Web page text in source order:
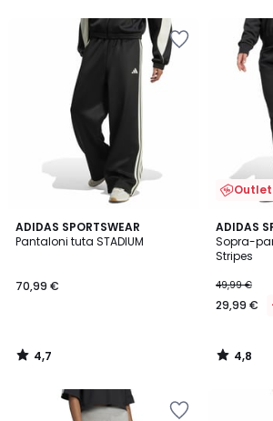
ADIDAS SPORTSWEAR
Pantaloni tuta STADIUM
70,99 €
4,7
/ 5
4,7
/
Outlet
ADIDAS
Sopra-
Stripes
49,99 €
29,99 €
4,8
/ 5
4,8
/